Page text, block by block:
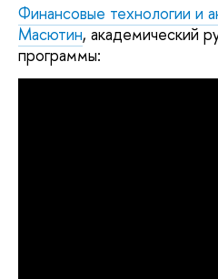
Финансовые технологии и
Масютин, академический
программы: